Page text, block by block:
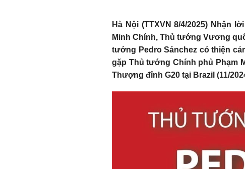
Hà Nội (TTXVN 8/4/2025) Nhận
Minh Chính, Thủ tướng Vương
tướng Pedro Sánchez có thiện
gặp Thủ tướng Chính phủ Phạm
Thượng đỉnh G20 tại Brazil (11/